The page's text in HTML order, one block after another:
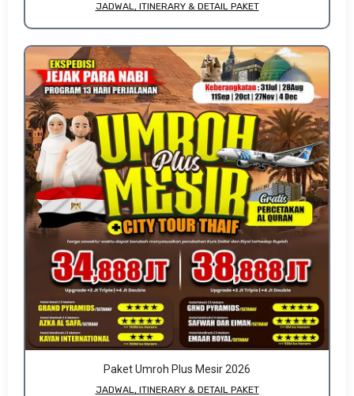
JADWAL, ITINERARY & DETAIL PAKET
Paket Umroh Plus Mesir 2026
JADWAL, ITINERARY & DETAIL PAKET